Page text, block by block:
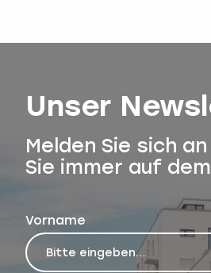
Unser
Melden Sie sich
Sie immer auf
Vorname